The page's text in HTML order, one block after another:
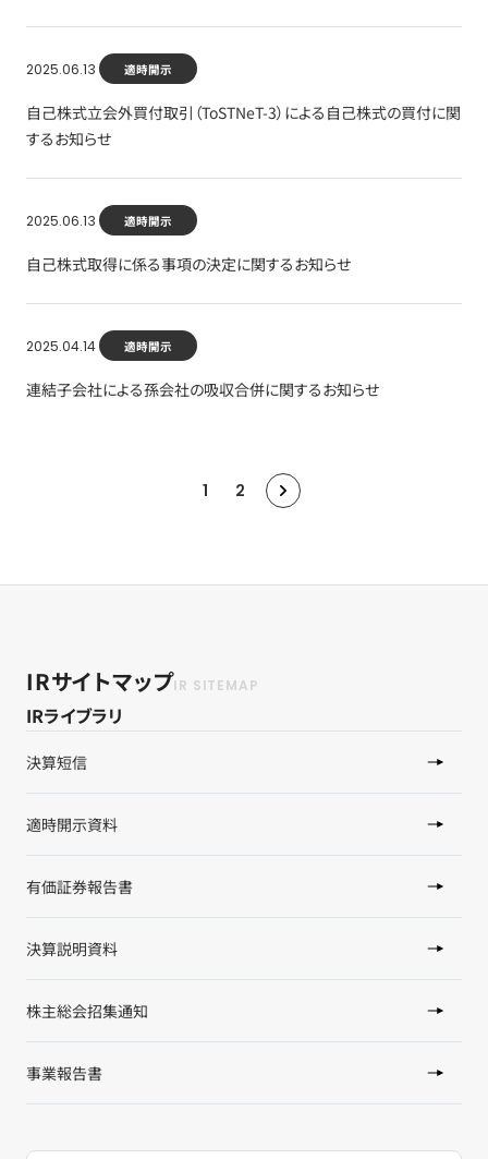
2025.06.13 適時開示
自己株式立会外買付取引（ToSTNeT-3）による自己株式の買付に関
するお知らせ
2025.06.13 適時開示
自己株式取得に係る事項の決定に関するお知らせ
2025.04.14 適時開示
連結子会社による孫会社の吸収合併に関するお知らせ
1 2
IRサイトマップ
IRライブラリ
決算短信
適時開示資料
有価証券報告書
決算説明資料
株主総会招集通知
事業報告書